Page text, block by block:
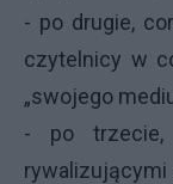
- po drugie,
czytelnicy w
„swojego
- po trzecie,
rywalizującymi